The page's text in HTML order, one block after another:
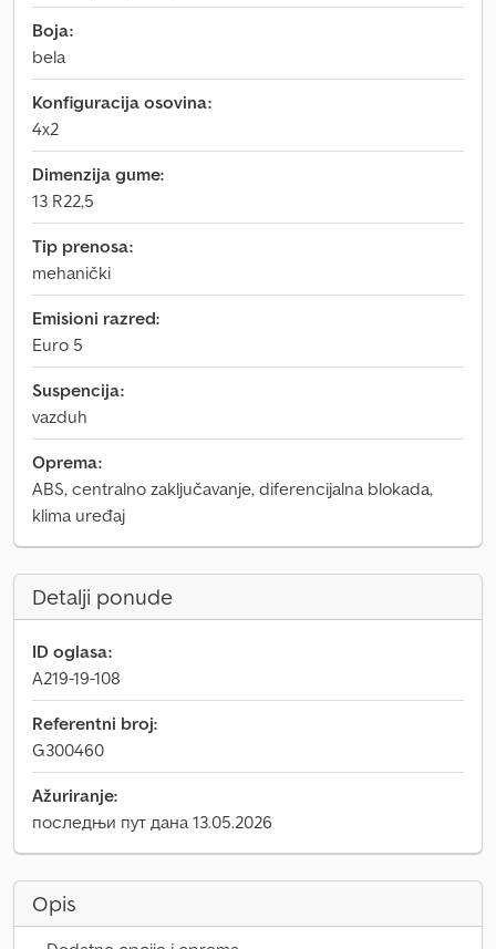
Boja:
bela
Konfiguracija osovina:
4x2
Dimenzija gume:
13 R22,5
Tip prenosa:
mehanički
Emisioni razred:
Euro 5
Suspencija:
vazduh
Oprema:
ABS, centralno zaključavanje, diferencijalna blokada,
klima uređaj
Detalji ponude
ID oglasa:
A219-19-108
Referentni broj:
G300460
Ažuriranje:
последњи пут дана 13.05.2026
Opis